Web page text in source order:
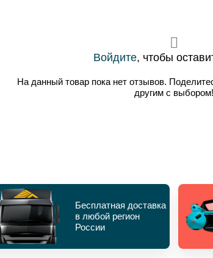
Войдите, чтобы
На данный товар пока нет отзывов.
другим с выбором!
Бесплатная доставка
в любой регион
России